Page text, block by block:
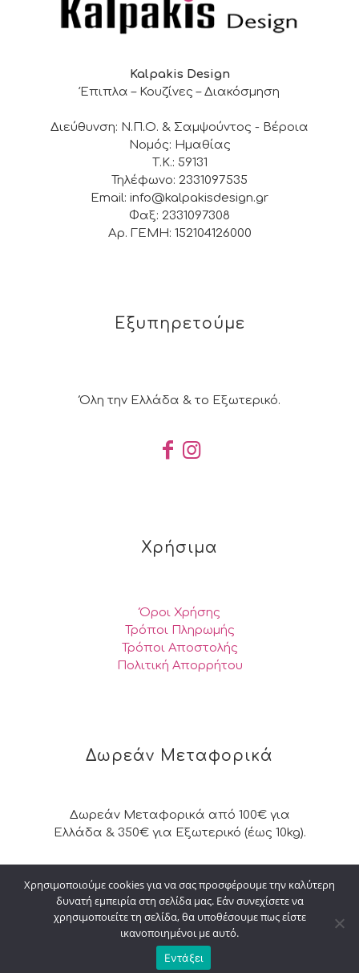
Kalpakis Design
Έπιπλα – Κουζίνες – Διακόσμηση
Διεύθυνση: Ν.Π.Ο. & Σαμψούντος - Βέροια
Νομός: Ημαθίας
Τ.Κ.: 59131
Τηλέφωνο: 2331097535
Email: info@kalpakisdesign.gr
Φαξ: 2331097308
Αρ. ΓΕΜΗ: 152104126000
Εξυπηρετούμε
Όλη την Ελλάδα & το Εξωτερικό.
Χρήσιμα
Όροι Χρήσης
Τρόποι Πληρωμής
Τρόποι Αποστολής
Πολιτική Απορρήτου
Δωρεάν Μεταφορικά
Δωρεάν Μεταφορικά από 100€ για
Ελλάδα & 350€ για Εξωτερικό (έως 10kg).
© 2026 Kalpakisdesign. All Rights Reserved. |
Powered by
digital4u
Χρησιμοποιούμε cookies για να σας προσφέρουμε την καλύτερη
δυνατή εμπειρία στη σελίδα μας. Εάν συνεχίσετε να
χρησιμοποιείτε τη σελίδα, θα υποθέσουμε πως είστε
ικανοποιημένοι με αυτό.
Εντάξει